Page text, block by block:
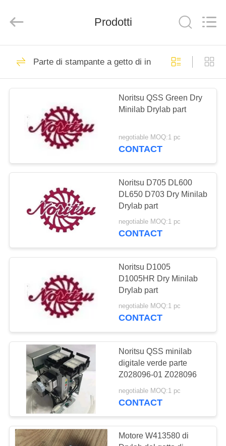
BENVENUTO
PRODOTTI
DELLA
FABBRICA
CONTROLLO
DI
QUALITÀ
CONTATTACI
RICHIEDA
UNA
CITAZIONE
MAPPA
DEL
SITO
Rights
Pezzi di ricambio di
935
Parti di Noritsu
Minilab
4295
Parti di Fuji Minilab
Parti di Konica
Minilab
519
Prodotti
Parte di stampante a getto di inchiostro di Drylab
Noritsu QSS Green Dry
Minilab Drylab part
negotiable MOQ:1 pc
CONTACT
Noritsu D705 DL600
DL650 D703 Dry Minilab
Drylab part
negotiable MOQ:1 pc
CONTACT
Noritsu D1005
D1005HR Dry Minilab
Drylab part
negotiable MOQ:1 pc
CONTACT
Noritsu QSS minilab
digitale verde parte
Z028096-01 Z028096
negotiable MOQ:1 pc
CONTACT
Motore W413580 di